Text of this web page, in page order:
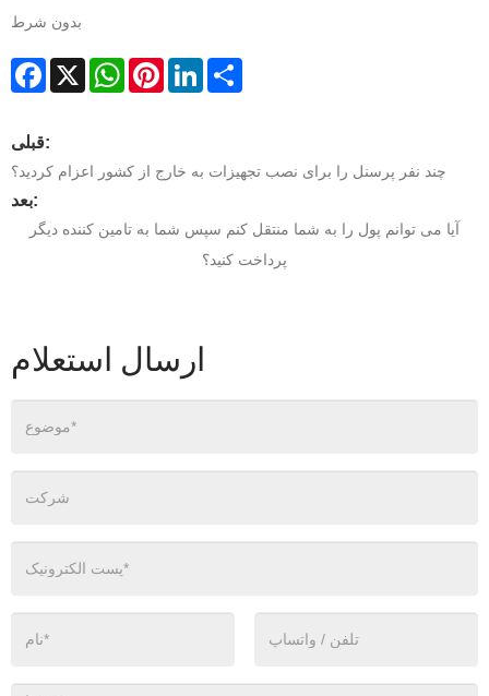
بدون شرط
Facebook
X WhatsAppPinterestLinkedIn
قبلی:
چند نفر پرسنل را برای نصب تجهیزات به خارج از کشور اعزام کردید؟
بعد:
آیا می توانم پول را به شما منتقل کنم سپس شما به تامین کننده دیگر
پرداخت کنید؟
ارسال استعلام